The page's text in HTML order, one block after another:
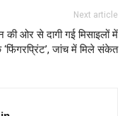
Next article
की ओर से दागी गई मिसाइलों में
जांच में मिले संकेत